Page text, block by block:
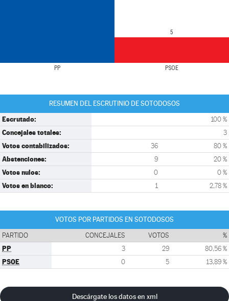
PP PSOE
5
RESUMEN DEL ESCRUTINIO DE SOTODOSOS
Escrutado: 100 %
Concejales totales: 3
Votos contabilizados: 36 80 %
Abstenciones: 9 20 %
Votos nulos: 0 0 %
Votos en blanco: 1 2,78 %
VOTOS POR PARTIDOS EN SOTODOSOS
PARTIDO CONCEJALES VOTOS %
PP 3 29 80,56 %
PSOE 0 5 13,89 %
Descárgate los datos en xml